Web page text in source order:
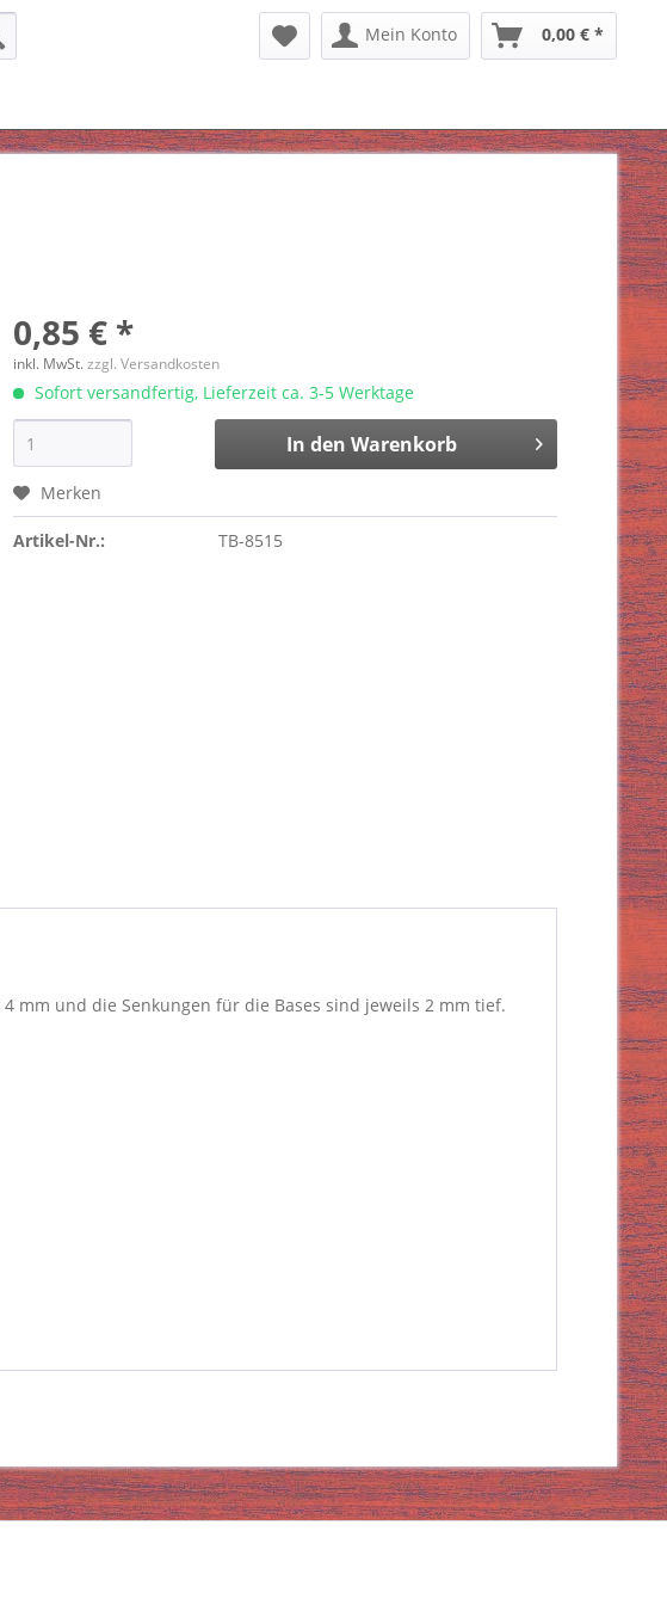
Mein Konto 0,00 € *
0,85 € *
inkl. MwSt.zzgl. Versandkosten
Sofort versandfertig, Lieferzeit ca. 3-5 Werktage
In den Warenkorb
Merken
Artikel-Nr.: TB-8515
mm und die Senkungen für die Bases sind jeweils 2 mm tief.